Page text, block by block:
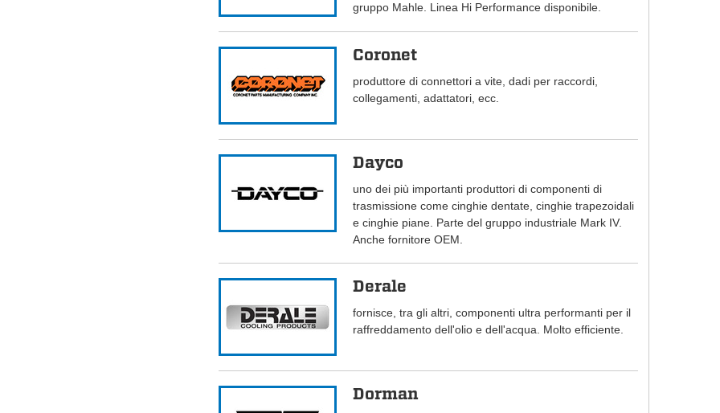
gruppo Mahle. Linea Hi Performance disponibile.
Coronet
produttore di connettori a vite, dadi per raccordi,
collegamenti, adattatori, ecc.
Dayco
uno dei più importanti produttori di componenti di
trasmissione come cinghie dentate, cinghie trapezoidali
e cinghie piane. Parte del gruppo industriale Mark IV.
Anche fornitore OEM.
Derale
fornisce, tra gli altri, componenti ultra performanti per il
raffreddamento dell'olio e dell'acqua. Molto efficiente.
Dorman